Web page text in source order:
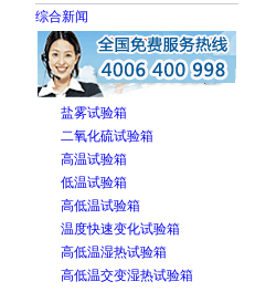
综合新闻
盐雾试验箱
二氧化硫试验箱
高温试验箱
低温试验箱
高低温试验箱
温度快速变化试验箱
高低温湿热试验箱
高低温交变湿热试验箱